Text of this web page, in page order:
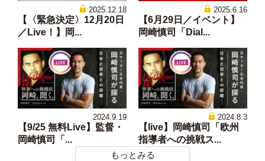
2025.12.18
【〈緊急決定〉12月20日
／Live！】岡...
2025.6.16
【6月29日／イベント】
岡崎慎司「Dial...
2024.9.19
【9/25 無料Live】監督・
岡崎慎司「...
2024.8.3
【live】岡崎慎司「欧州
指導者への挑戦ス...
もっとみる